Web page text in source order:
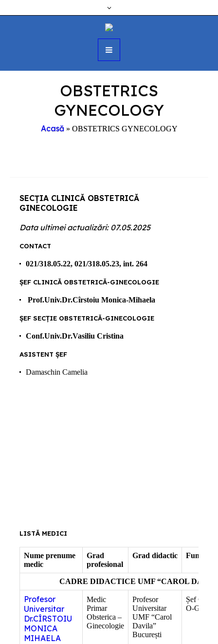
OBSTETRICS
GYNECOLOGY
Acasă » OBSTETRICS GYNECOLOGY
SECȚIA CLINICĂ OBSTETRICĂ
GINECOLOGIE
Data ultimei actualizări: 07.05.2025
CONTACT
021/318.05.22, 021/318.05.23, int. 264
ȘEF CLINICĂ OBSTETRICĂ-GINECOLOGIE
Prof.Univ.Dr.Cîrstoiu Monica-Mihaela
ȘEF SECȚIE OBSTETRICĂ-GINECOLOGIE
Conf.Univ.Dr.Vasiliu Cristina
ASISTENT ȘEF
Damaschin Camelia
LISTĂ MEDICI
Nume prenume
medic
Grad
profesional
Grad didactic Funcție
CADRE DIDACTICE UMF “CAROL
Profesor
Universitar
Dr.CÎRSTOIU
MONICA
MIHAELA
Medic
Primar
Obsterica –
Ginecologie
Profesor
Universitar
UMF “Carol
Davila”
București
Șef
O-G